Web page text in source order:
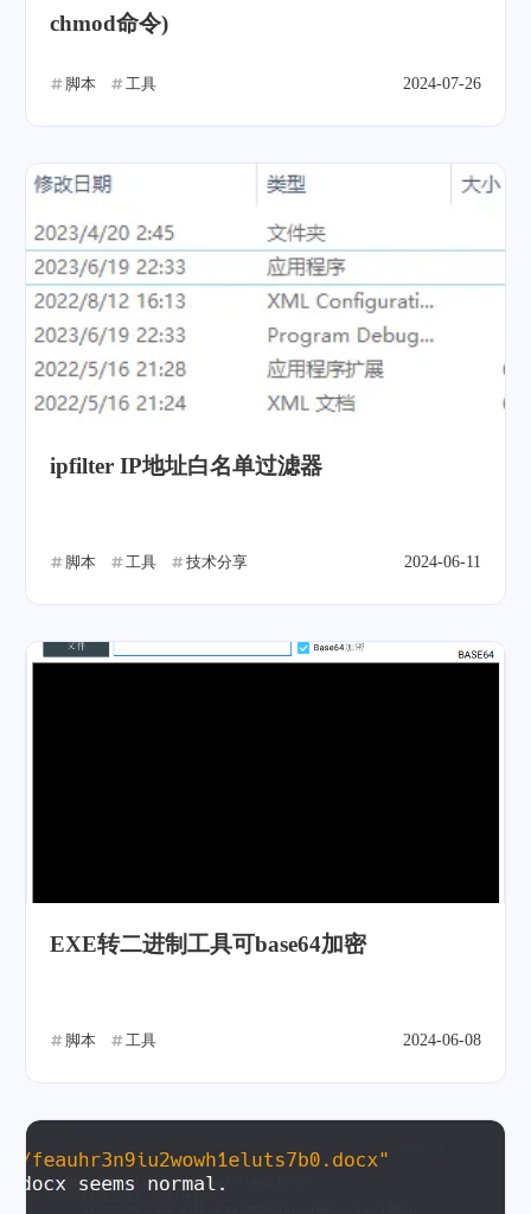
chmod命令)
脚本 工具 2024-07-26
ipfilter IP地址白名单过滤器
脚本 工具 技术分享 2024-06-11
EXE转二进制工具可base64加密
脚本 工具 2024-06-08